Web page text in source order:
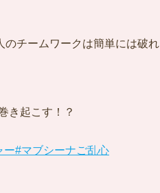
のチームワークは簡単には破れ
き起こす！？
ー#マブシーナご乱心